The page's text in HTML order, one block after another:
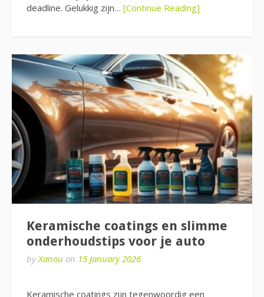
deadline. Gelukkig zijn… [Continue Reading]
Keramische coatings en slimme
onderhoudstips voor je auto
byXanou on 15 January 2026
Keramische coatings zijn tegenwoordig een